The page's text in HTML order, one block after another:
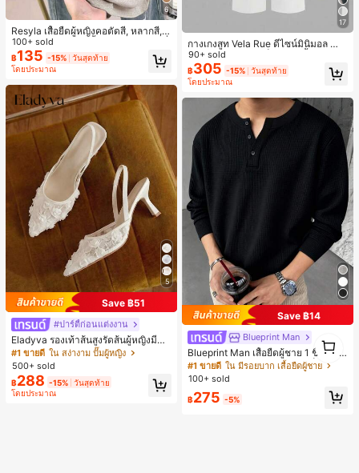
6
Resyla เสื้อยืดผู้หญิงคอตัดสี, หลากสี, ล
ายพิมพ์แมวน่ารัก, เสื้อสำหรับออกไปเที่
ยวฤดูร้อน, ดีไซน์กราฟิก, ความรู้สึกพรีเ
มียม, ลำลองอเนกประสงค์, สวมใส่ประ
จำวัน, กลางแจ้ง, ช้อปปิ้ง, การเดินทาง
เสื้อผ้ากลางแจ้ง
100+ sold
฿135 -15% วันสุดท้าย
โดยประมาณ
5
Save ฿51
#ปาร์ตี้ก่อนแต่งงาน
Eladyva รองเท้าส้นสูงรัดส้นผู้หญิงมีดอ
กไม้ประดับตาข่ายเสริมและสามารถสว
มได้สองแบบ ส้นสูง 7 ซม. รูปแบบโรมัน
หรูหรา ส้นเข็ม ลุคเทพนิยาย
#1 ขายดี ใน สง่างาม ปั๊มผู้หญิง
500+ sold
฿288 -15% วันสุดท้าย
โดยประมาณ
17
กางเกงสูท Vela Rue ดีไซน์มินิมอล น้ำ
หนักเบา โปร่งแสงเล็กน้อย สีน้ำเงินเข้ม
สีพื้น ปิดด้วยซิป ตะขอ และกระดุม ขาก
ว้าง ทรงเพรียว แฟชั่นทุกฤดูกาล สีขาว
90+ sold
฿305 -15% วันสุดท้าย
โดยประมาณ
Save ฿14
Blueprint Man
Blueprint Man เสื้อยืดผู้ชาย 1 ชิ้น คอเ
ฮนลีย์ ผ้าถักลายวาฟเฟิล คอวีเล็ก ทรงห
ลวม บาง ระบายอากาศได้ดี ใส่สบาย มี
ส์ใหญ่กว่าปกติ กรุณาเลือกไซส์เล็กลงเพื่
#1 ขายดี ใน มีรอยบาก เสื้อยืดผู้ชาย
100+ sold
฿275 -5%